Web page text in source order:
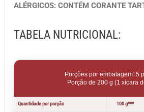
ALÉRGICOS: CONTÉM CORANTE
TABELA NUTRICIONAL:
Porções por embalagem: 5
Porção de 200 g (1 xícara
Quantidade por porção 100 g***